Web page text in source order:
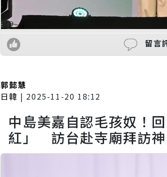
留言
郭懿慧
日韓 | 2025-11-20 18:12
中島美嘉自認毛孩奴！
紅」 訪台赴寺廟拜訪